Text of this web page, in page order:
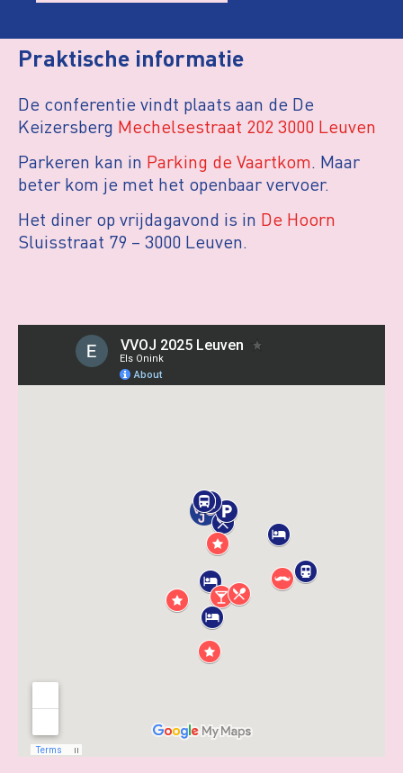
Praktische informatie
De conferentie vindt plaats aan de De
Keizersberg Mechelsestraat 202 3000 Leuven
Parkeren kan in Parking de Vaartkom. Maar
beter kom je met het openbaar vervoer.
Het diner op vrijdagavond is in De Hoorn
Sluisstraat 79 – 3000 Leuven.